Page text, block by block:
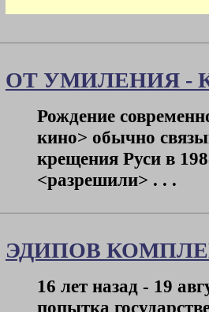
ОТ УМИЛЕНИЯ -
Рождение
кино> обычно
крещения Руси в
<разрешили> . . .
ЭДИПОВ
16 лет назад - 19
попытка